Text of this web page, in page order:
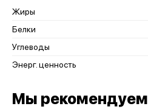
Жиры
Белки
Углеводы
Энерг. ценность
Мы рекомендуем